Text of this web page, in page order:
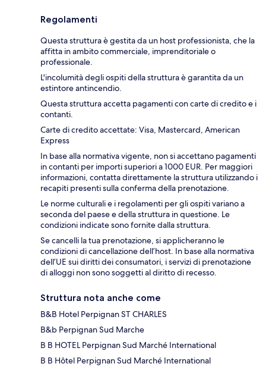
Regolamenti
Questa struttura è gestita da un host professionista, che la
affitta in ambito commerciale, imprenditoriale o
professionale.
L'incolumità degli ospiti della struttura è garantita da un
estintore antincendio.
Questa struttura accetta pagamenti con carte di credito e i
contanti.
Carte di credito accettate: Visa, Mastercard, American
Express
In base alla normativa vigente, non si accettano pagamenti
in contanti per importi superiori a 1000 EUR. Per maggiori
informazioni, contatta direttamente la struttura utilizzando i
recapiti presenti sulla conferma della prenotazione.
Le norme culturali e i regolamenti per gli ospiti variano a
seconda del paese e della struttura in questione. Le
condizioni indicate sono fornite dalla struttura.
Se cancelli la tua prenotazione, si applicheranno le
condizioni di cancellazione dell’host. In base alla normativa
dell’UE sui diritti dei consumatori, i servizi di prenotazione
di alloggi non sono soggetti al diritto di recesso.
Struttura nota anche come
B&B Hotel Perpignan ST CHARLES
B&b Perpignan Sud Marche
B B HOTEL Perpignan Sud Marché International
B B Hôtel Perpignan Sud Marché International